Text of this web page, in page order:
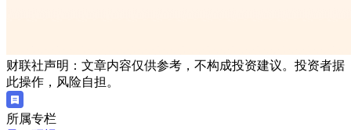
财联社声明：文章内容仅供参考，不构成投资建议。投资者据
此操作，风险自担。
所属专栏